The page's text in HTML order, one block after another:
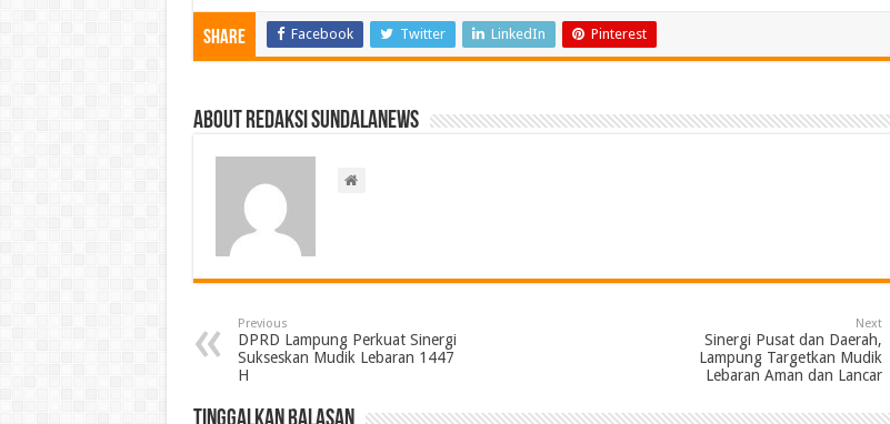
Share Facebook Twitter LinkedIn Pinterest
About Redaksi Sundalanews
Previous
DPRD Lampung Perkuat Sinergi
Sukseskan Mudik Lebaran 1447
H
Next
Sinergi Pusat dan Daerah,
Lampung Targetkan Mudik
Lebaran Aman dan Lancar